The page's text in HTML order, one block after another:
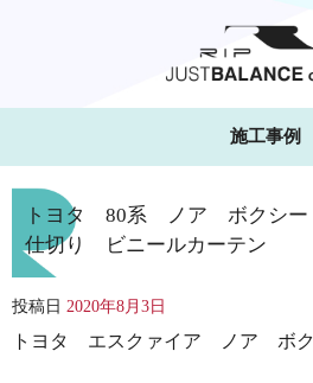
施工事例
トヨタ 80系 ノア ボクシ
仕切り ビニールカーテン
投稿日 2020年8月3日
トヨタ エスクァイア ノア ボ